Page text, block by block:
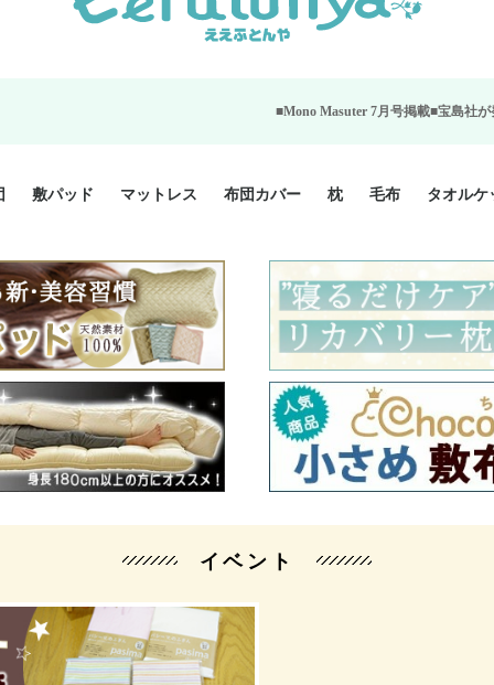
■Mono Masuter 7月号掲載■宝島社が発行する大人のモ
ド
ド
ウン
敷布団
敷布団 70cm幅 ミニシングル
75cm幅 ショートセミシ
ングル
80cm幅 セミシングル
敷布団
敷布団
敷パッド
シングルサイズ敷パッド
小さい敷パッド
大きい敷パッド
シルク敷パッド
枕パッド
シルク枕パッド
除湿シート
接触冷感パッド
暖かパッド
ガーゼケット
オーガニックコットン
ベッドパッド
パッドセット
マットレス 布団カバー
掛け布団カバー ジュ
シン
シン
カバー
セミ
ー
ダブ
ダブ
バー
クィ
暖か
敷布団カバー ジュ
セミ
ー
シン
シン
バー
ダブ
枕カバー シル
BOXシーツ シン
シン
ツ
セミ
ダブ
スー
ツ
防ダニカバー
クッションカバー
オーガニックコットン
カバーセット カバ
カバ
枕
小さめ 35×50cm
やや小さめ 35×55cm
普通 43×63cm
大きめ 50×70cm
パイプ枕
高反発枕
低反発枕
機能性枕・その他枕
毛布 タオルケ
ハーフ
シング
セミダ
ダブル
接触冷感
天然素
イベント